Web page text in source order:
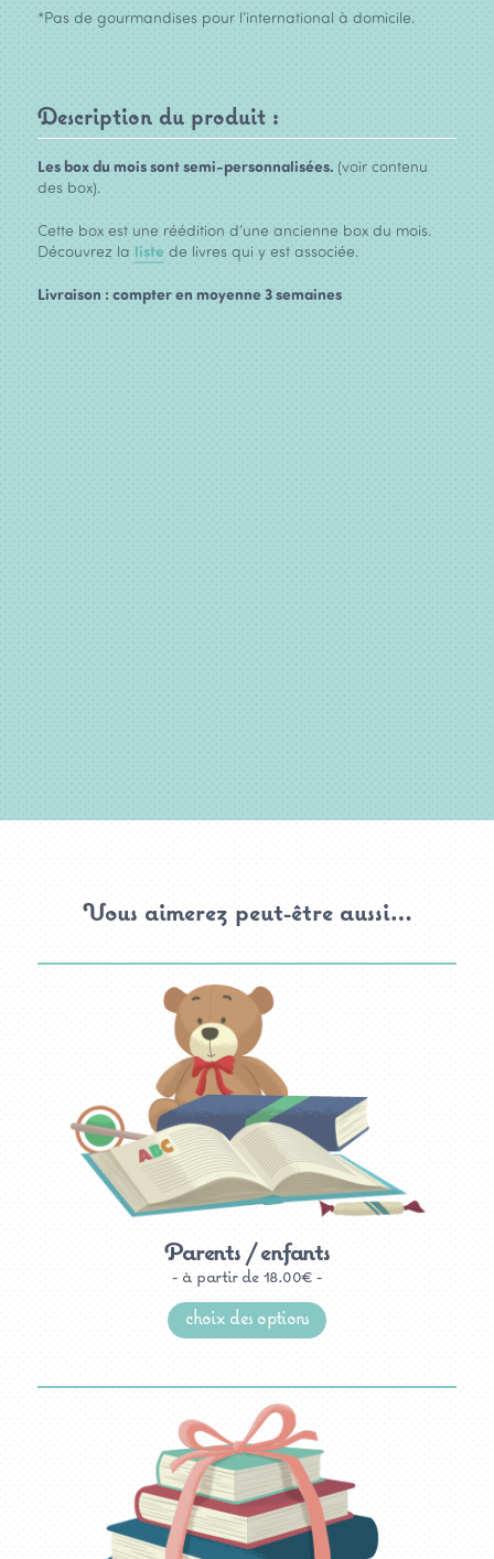
*Pas de gourmandises pour l’international à domicile.
Description du produit :
Les box du mois sont semi-personnalisées. (voir contenu
des box).
Cette box est une réédition d’une ancienne box du mois.
Découvrez la liste de livres qui y est associée.
Livraison : compter en moyenne 3 semaines
Vous aimerez peut-être aussi…
Parents / enfants
à partir de18.00€
choix des options
a
options
page
du
produit